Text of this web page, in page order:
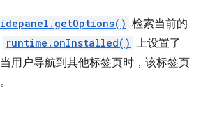
检索当前的
runtime.onInstalled() 上设置了
用户导航到其他标签页时，该标签页